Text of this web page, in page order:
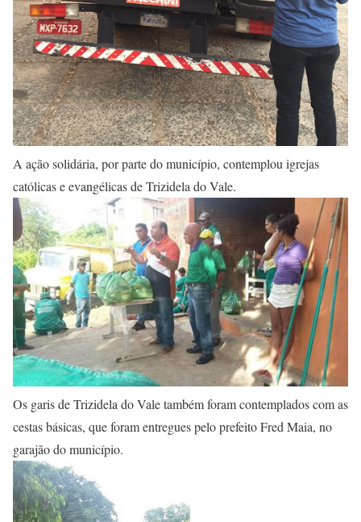
A ação solidária, por parte do município, contemplou igrejas
católicas e evangélicas de Trizidela do Vale.
Os garis de Trizidela do Vale também foram contemplados com as
cestas básicas, que foram entregues pelo prefeito Fred Maia, no
garajão do município.